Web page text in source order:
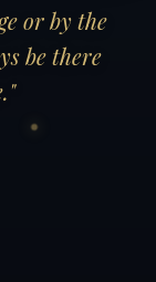
or by the
be there